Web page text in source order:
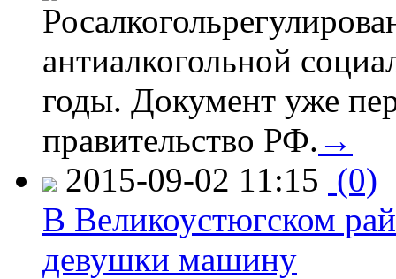
антиалкогольной
годы. Документ уже
правительство РФ. →
2015-09-02 11:15 (0)
В Великоустюгском
девушки машину